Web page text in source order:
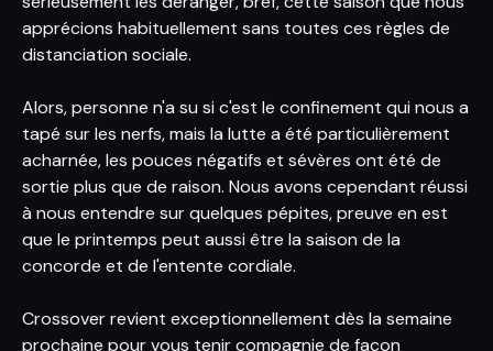
apprécions habituellement sans toutes ces règles de
distanciation sociale.
Alors, personne n'a su si c'est le confinement qui nous a
tapé sur les nerfs, mais la lutte a été particulièrement
acharnée, les pouces négatifs et sévères ont été de
sortie plus que de raison. Nous avons cependant réussi
à nous entendre sur quelques pépites, preuve en est
que le printemps peut aussi être la saison de la
concorde et de l'entente cordiale.
Crossover revient exceptionnellement dès la semaine
prochaine pour vous tenir compagnie de façon